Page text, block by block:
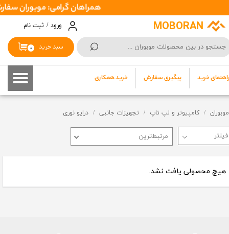
MOBORAN
⌕ ۰ سبد خرید
راهنمای خرید پیگیری سفارش خرید همکاری
ورود / ثبت نام
حساب کاربری من
تغییر گذر واژه
خروج از حساب کاربری
همراهان گرامی: موبوران سفارشات شما را در اسرع وقت ( 1 تا 2 روز کاری
موبوران کامپیوتر و لپ تاپ تجهیزات جانبی درایو نوری
مرتبط‌ترین
هیچ محصولی یافت نشد.